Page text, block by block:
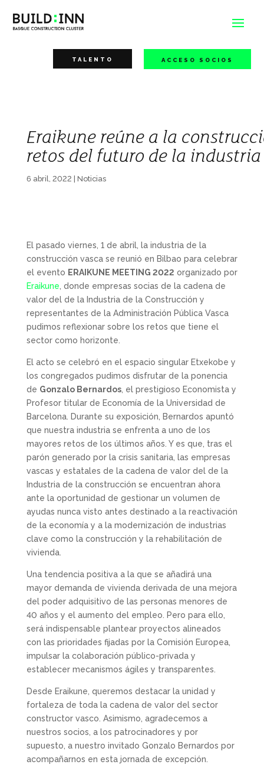
TALENTO ACCESO SOCIOS
Eraikune reúne a la
retos del futuro de la industria
6 abril, 2022 Noticias
El pasado viernes, 1 de abril, la industria de la
construcción vasca se reunió en Bilbao para celebrar
el evento ERAIKUNE MEETING 2022 organizado por
Eraikune , donde empresas socias de la cadena de
valor del de la Industria de la Construcción y
representantes de la Administración Pública Vasca
pudimos reflexionar sobre los retos que tiene el
sector como horizonte.
El acto se celebró en el espacio singular Etxekobe y
los congregados pudimos disfrutar de la ponencia
de Gonzalo Bernardos, el prestigioso Economista y
Profesor titular de Economía de la Universidad de
Barcelona. Durante su exposición, Bernardos apuntó
que nuestra industria se enfrenta a uno de los
mayores retos de los últimos años. Y es que, tras el
parón generado por la crisis sanitaria, las empresas
vascas y estatales de la cadena de valor del de la
Industria de la construcción se encuentran ahora
ante la oportunidad de gestionar un volumen de
ayudas nunca visto antes destinado a la reactivación
de la economía y a la modernización de industrias
clave como la construcción y la rehabilitación de
vivienda.
Una tendencia positiva a la que se añadirá una
mayor demanda de vivienda derivada de una mejora
del poder adquisitivo de las personas menores de
40 años y el aumento del empleo. Pero para ello,
será indispensable plantear proyectos alineados
con las prioridades fijadas por la Comisión Europea,
impulsar la colaboración público-privada y
establecer mecanismos ágiles y transparentes.
Desde Eraikune, queremos destacar la unidad y
fortaleza de toda la cadena de valor del sector
constructor vasco. Asimismo, agradecemos a
nuestros socios, a los patrocinadores y por
supuesto, a nuestro invitado Gonzalo Bernardos por
acompañarnos en esta jornada de excepción.